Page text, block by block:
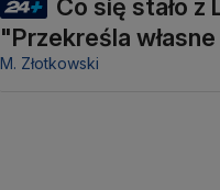
Co się stało z
"Przekreśla
M. Złotkowski